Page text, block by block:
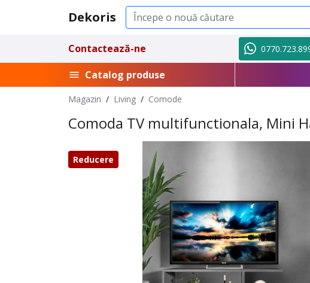
Dekoris
Contactează-ne
Catalog produse
Magazin / Living / Comode
Comoda TV multifunctionala, Mini
Reducere